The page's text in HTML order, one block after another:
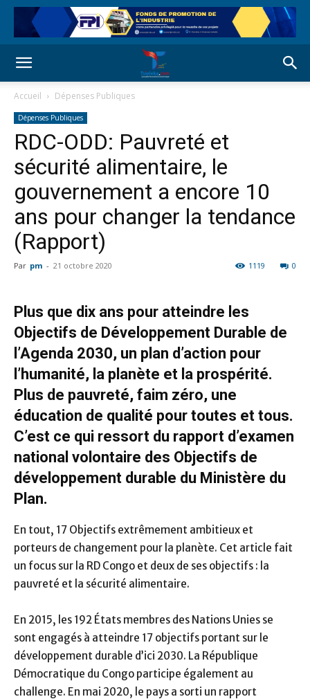
Accueil Dépenses Publiques
Dépenses Publiques
RDC-ODD: Pauvreté et
sécurité alimentaire, le
gouvernement a encore 10
ans pour changer la tendance
(Rapport)
Par pm - 21 octobre 2020 0
1119
Plus que dix ans pour atteindre les
Objectifs de Développement Durable de
l’Agenda 2030, un plan d’action pour
l’humanité, la planète et la prospérité.
Plus de pauvreté, faim zéro, une
éducation de qualité pour toutes et tous.
C’est ce qui ressort du rapport d’examen
national volontaire des Objectifs de
développement durable du Ministère du
Plan.
En tout, 17 Objectifs extrêmement ambitieux et
porteurs de changement pour la planète. Cet article fait
un focus sur la RD Congo et deux de ses objectifs : la
pauvreté et la sécurité alimentaire.
En 2015, les 192 États membres des Nations Unies se
sont engagés à atteindre 17 objectifs portant sur le
développement durable d’ici 2030. La République
Démocratique du Congo participe également au
challenge. En mai 2020, le pays a sorti un rapport